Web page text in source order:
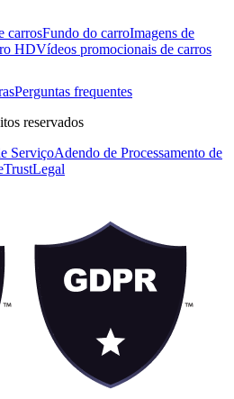
carrosFundo do carroImagens de
HDVídeos promocionais de carros
Perguntas frequentes
reservados
ServiçoAdendo de Processamento de
TrustLegal